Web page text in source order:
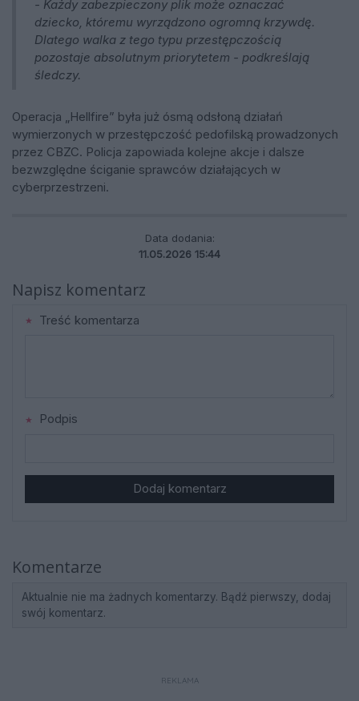
- Każdy zabezpieczony plik może oznaczać
dziecko, któremu wyrządzono ogromną krzywdę.
Dlatego walka z tego typu przestępczością
pozostaje absolutnym priorytetem - podkreślają
śledczy.
Operacja „Hellfire” była już ósmą odsłoną działań
wymierzonych w przestępczość pedofilską prowadzonych
przez CBZC. Policja zapowiada kolejne akcje i dalsze
bezwzględne ściganie sprawców działających w
cyberprzestrzeni.
Data dodania:
11.05.2026 15:44
Napisz komentarz
Treść komentarza
Podpis
Dodaj komentarz
Komentarze
Aktualnie nie ma żadnych komentarzy. Bądź pierwszy, dodaj
swój komentarz.
REKLAMA